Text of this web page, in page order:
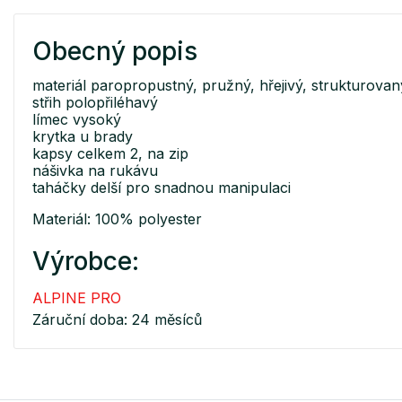
Obecný popis
materiál paropropustný, pružný, hřejivý,
střih polopřiléhavý
límec vysoký
krytka u brady
kapsy celkem 2, na zip
nášivka na rukávu
taháčky delší pro snadnou manipulaci
Materiál: 100% polyester
Výrobce:
ALPINE PRO
Záruční doba: 24 měsíců